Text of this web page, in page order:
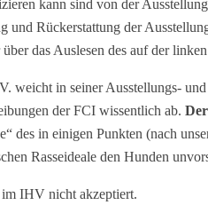
kann sind von der
Rückerstattung der
das Auslesen des auf der
weicht in seiner Ausstellungs-
der FCI wissentlich ab.
des in einigen Punkten (nach
Rasseideale den Hunden
IHV nicht akzeptiert.